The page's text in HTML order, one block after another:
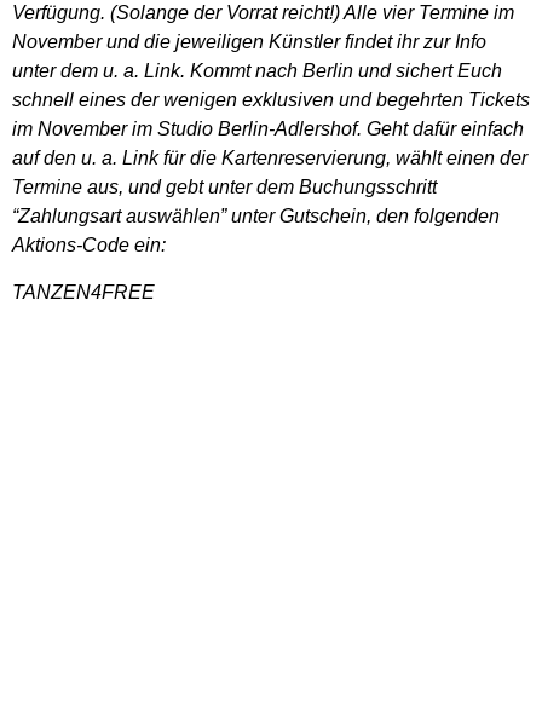
Verfügung. (Solange der Vorrat reicht!) Alle vier Termine im
November und die jeweiligen Künstler findet ihr zur Info
unter dem u. a. Link. Kommt nach Berlin und sichert Euch
schnell eines der wenigen exklusiven und begehrten Tickets
im November im Studio Berlin-Adlershof. Geht dafür einfach
auf den u. a. Link für die Kartenreservierung, wählt einen der
Termine aus, und gebt unter dem Buchungsschritt
“Zahlungsart auswählen” unter Gutschein, den folgenden
Aktions-Code ein:
TANZEN4FREE